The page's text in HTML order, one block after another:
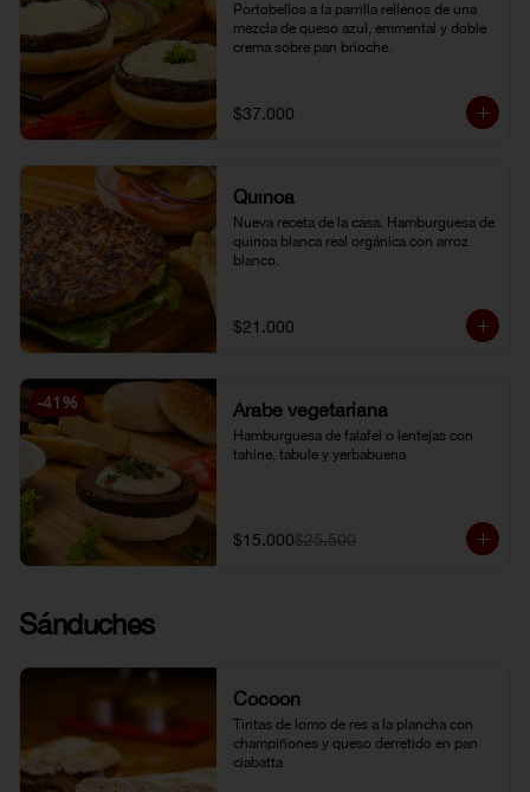
Portobellos a la parrilla rellenos de una
mezcla de queso azul, emmental y doble
crema sobre pan brioche.
$37.000
Quínoa
Nueva receta de la casa. Hamburguesa de
quinoa blanca real orgánica con arroz
blanco.
$21.000
-41 % Árabe vegetariana
Hamburguesa de falafel o lentejas con
tahine, tabule y yerbabuena
$15.000$25.500
Sánduches
Cocoon
Tiritas de lomo de res a la plancha con
champiñones y queso derretido en pan
ciabatta